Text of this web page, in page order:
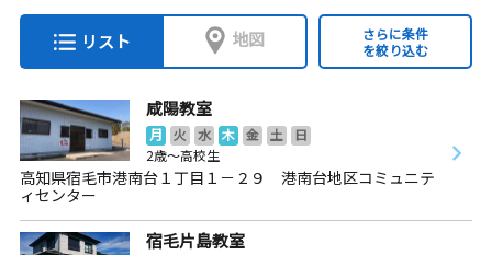
リスト 地図
さらに条件
を絞り込む
咸陽教室
月 火 水 木 金 土
日
2歳～高校生
高知県宿毛市港南台１丁目１－２９ 港南台地区コミュニテ
ィセンター
宿毛片島教室